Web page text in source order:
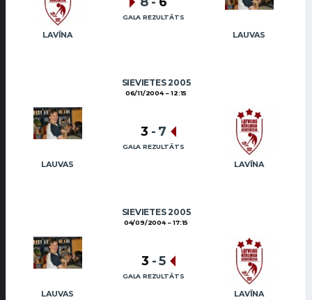
LAVĪNA LAUVAS
GALA REZULTĀTS
SIEVIETES 2005
06/11/2004 12:15
LAUVAS LAVĪNA
3 - 7
GALA REZULTĀTS
SIEVIETES 2005
04/09/2004 17:15
LAUVAS LAVĪNA
3 -5
GALA REZULTĀTS